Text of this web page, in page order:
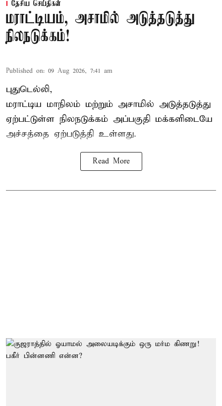
தேசிய செய்திகள்
மராட்டியம், அசாமில் அடுத்தடுத்து
நிலநடுக்கம்!
Published on: 09 Aug 2026, 7:41 am
புதுடெல்லி,
மராட்டிய மாநிலம் மற்றும் அசாமில் அடுத்தடுத்து
ஏற்பட்டுள்ள நிலநடுக்கம் அப்பகுதி மக்களிடையே
அச்சத்தை ஏற்படுத்தி உள்ளது.
Read More